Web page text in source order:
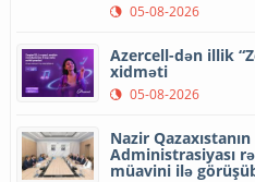
05-08-2026
Azercell-dən illik
xidməti
05-08-2026
Nazir
Administrasiyası
müavini ilə